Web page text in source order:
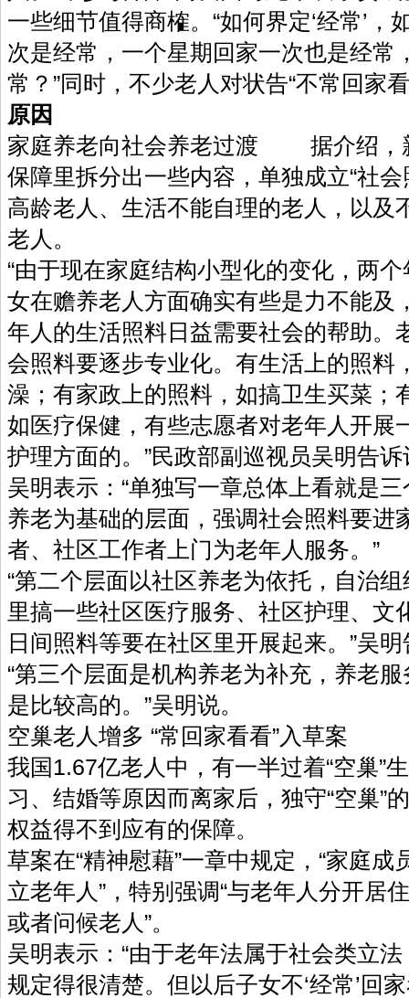
一些细节值得商榷。“如何界定‘经常’，
次是经常，一个星期回家一次也是经常
常？”同时，不少老人对状告“不常回家
原因
家庭养老向社会养老过渡 据介绍，
保障里拆分出一些内容，单独成立“社
高龄老人、生活不能自理的老人，以及
老人。
“由于现在家庭结构小型化的变化，两
女在赡养老人方面确实有些是力不能及
年人的生活照料日益需要社会的帮助。
会照料要逐步专业化。有生活上的照料
澡；有家政上的照料，如搞卫生买菜；
如医疗保健，有些志愿者对老年人开展
护理方面的。”民政部副巡视员吴明
吴明表示：“单独写一章总体上看就是
养老为基础的层面，强调社会照料要进
者、社区工作者上门为老年人服务
“第二个层面以社区养老为依托，自治
里搞一些社区医疗服务、社区护理、文
日间照料等要在社区里开展起来。”
“第三个层面是机构养老为补充，养老
是比较高的。”吴明说。
空巢老人增多 “常回家看看”入草案
我国1.67亿老人中，有一半过着“空巢”
习、结婚等原因而离家后，独守“空巢”
权益得不到应有的保障。
草案在“精神慰藉”一章中规定，“家庭
立老年人”，特别强调“与老年人分开居
或者问候老人”。
吴明表示：“由于老年法属于社会类立
规定得很清楚。但以后子女不‘经常’回